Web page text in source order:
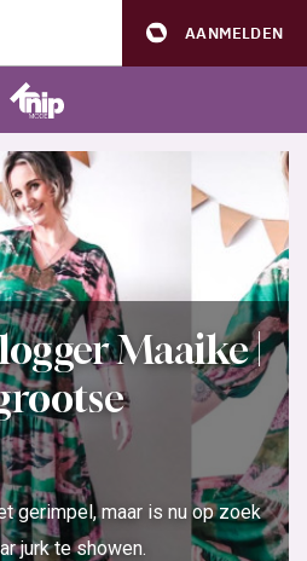
AANMELDEN
Maaike |
gerimpel, maar is nu op zoek
jurk te showen.